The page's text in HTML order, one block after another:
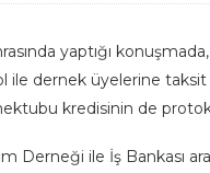
yaptığı
ile dernek üyelerine
kredisinin de
Derneği ile İş Bankası